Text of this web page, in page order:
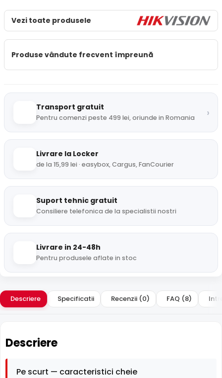
Vezi toate produsele
Produse vândute frecvent împreună
Transport gratuit
Pentru comenzi peste 499 lei, oriunde in Romania ›
Livrare la Locker
de la 15,99 lei · easybox, Cargus, FanCourier
Suport tehnic gratuit
Consiliere telefonica de la specialistii nostri
Livrare in 24-48h
Pentru produsele aflate in stoc
Descriere Specificatii Recenzii (0) FAQ (8)
Descriere
Pe scurt — caracteristici cheie